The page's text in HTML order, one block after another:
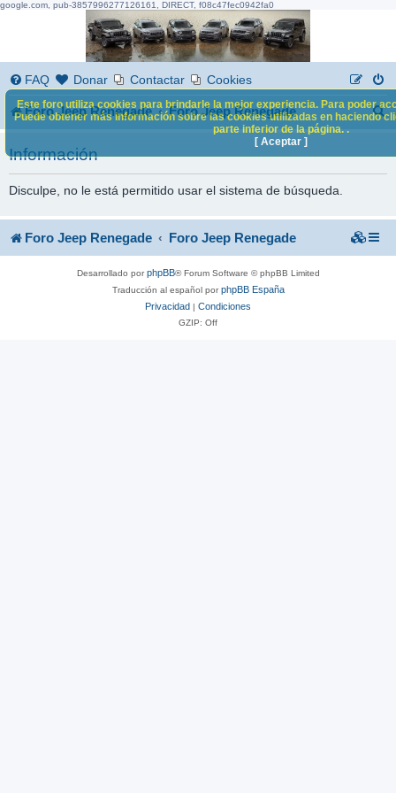
google.com, pub-3857996277126161, DIRECT, f08c47fec0942fa0
FAQ Donar Contactar Cookies
Foro Jeep Renegade Foro Jeep Renegade
B
s
Información
Disculpe, no le está permitido usar el sistema de búsqueda.
Este foro utiliza cookies para brindarle la mejor experiencia. Para poder
Puede obtener más información sobre las cookies utilizadas en haciendo
parte inferior de la página. .
[ Aceptar ]
Foro Jeep Renegade Foro Jeep Renegade
Desarrollado porphpBB® Forum Software © phpBB Limited
Traducción al español porphpBB España
Privacidad | Condiciones
GZIP: Off